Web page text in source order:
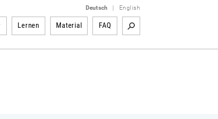
Deutsch English
Lernen Material FAQ